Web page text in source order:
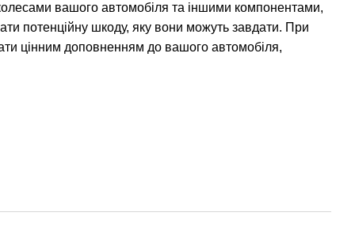
вашого автомобіля та іншими компонентами,
потенційну шкоду, яку вони можуть завдати. При
цінним доповненням до вашого автомобіля,